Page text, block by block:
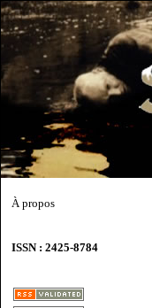
À propos
ISSN : 2425-8784